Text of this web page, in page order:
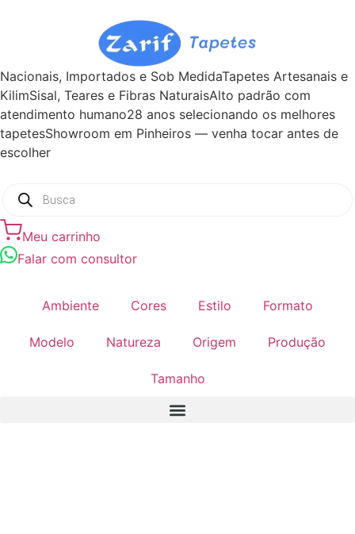
Nacionais, Importados e Sob MedidaTapetes Artesanais e
KilimSisal, Teares e Fibras NaturaisAlto padrão com
atendimento humano28 anos selecionando os melhores
tapetesShowroom em Pinheiros — venha tocar antes de
escolher
Meu carrinho
Falar com consultor
Ambiente Cores Estilo Formato
Modelo Natureza Origem Produção
Tamanho